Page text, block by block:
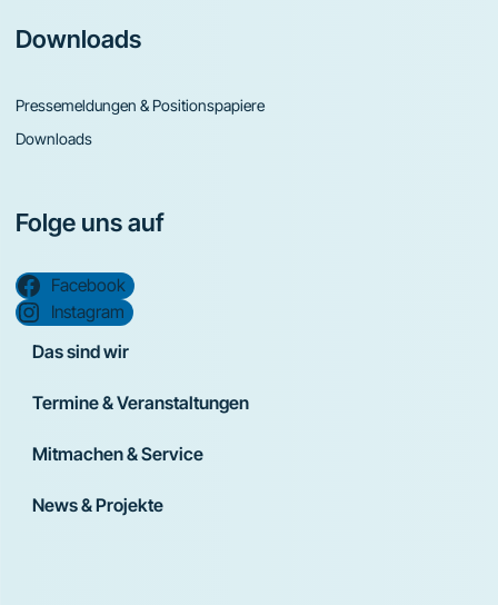
Downloads
Pressemeldungen & Positionspapiere
Downloads
Folge uns auf
Facebook
Instagram
Das sind wir
Termine & Veranstaltungen
Mitmachen & Service
News & Projekte